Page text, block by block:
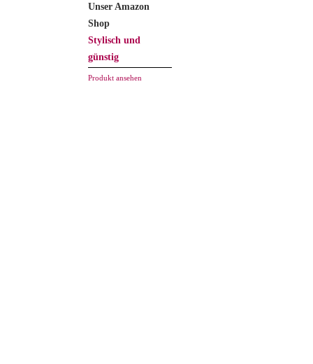
Unser Amazon
Shop
Stylisch und
günstig
Produkt ansehen